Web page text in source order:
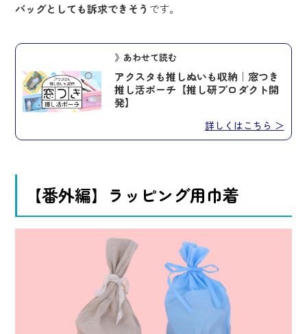
バッグとしても訴求できそう です。
》あわせて読む
アクスタも推しぬいも収納｜窓つき
推し活ポーチ【推し研プロダクト開
発】
詳しくはこちら ＞
【番外編】ラッピング用巾着